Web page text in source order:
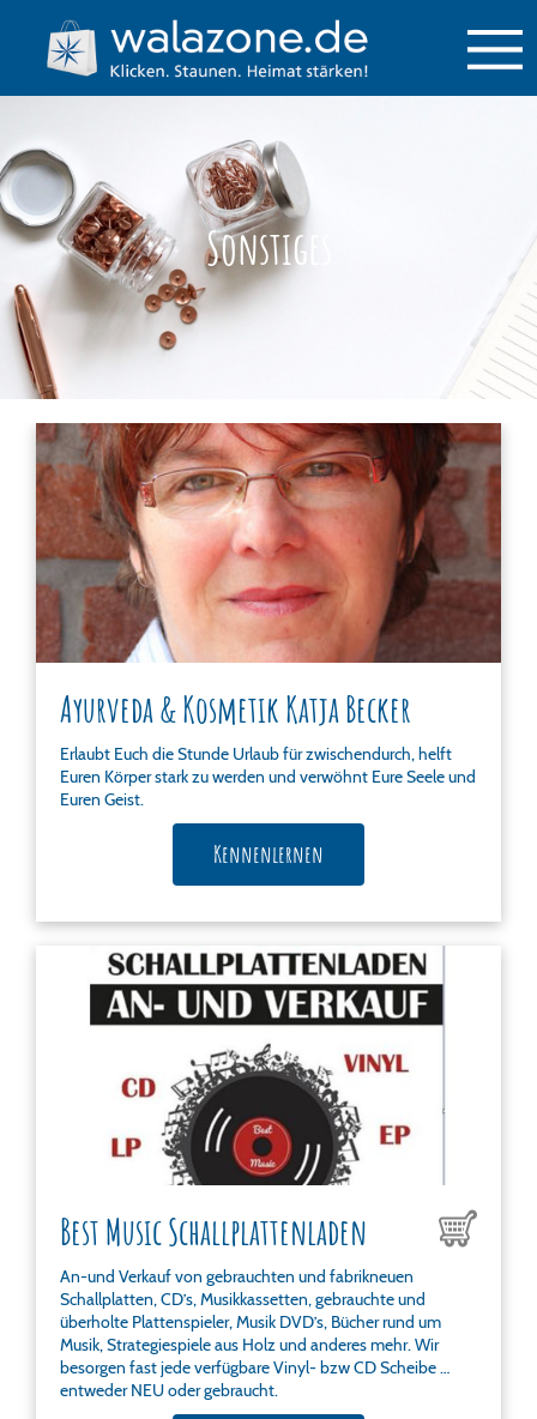
Sonstiges
Ayurveda & Kosmetik Katja Becker
Erlaubt Euch die Stunde Urlaub für zwischendurch, helft
Euren Körper stark zu werden und verwöhnt Eure Seele und
Euren Geist.
Kennenlernen
Best Music Schallplattenladen
An-und Verkauf von gebrauchten und fabrikneuen
Schallplatten, CD’s, Musikkassetten, gebrauchte und
überholte Plattenspieler, Musik DVD’s, Bücher rund um
Musik, Strategiespiele aus Holz und anderes mehr. Wir
besorgen fast jede verfügbare Vinyl- bzw CD Scheibe …
entweder NEU oder gebraucht.